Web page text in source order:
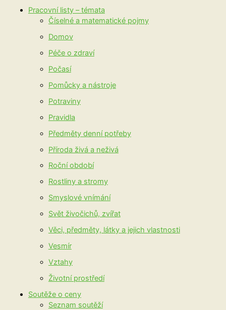
Pracovní listy – témata
Číselné a matematické pojmy
Domov
Péče o zdraví
Počasí
Pomůcky a nástroje
Potraviny
Pravidla
Předměty denní potřeby
Příroda živá a neživá
Roční období
Rostliny a stromy
Smyslové vnímání
Svět živočichů, zvířat
Věci, předměty, látky a jejich vlastnosti
Vesmír
Vztahy
Životní prostředí
Soutěže o ceny
Seznam soutěží